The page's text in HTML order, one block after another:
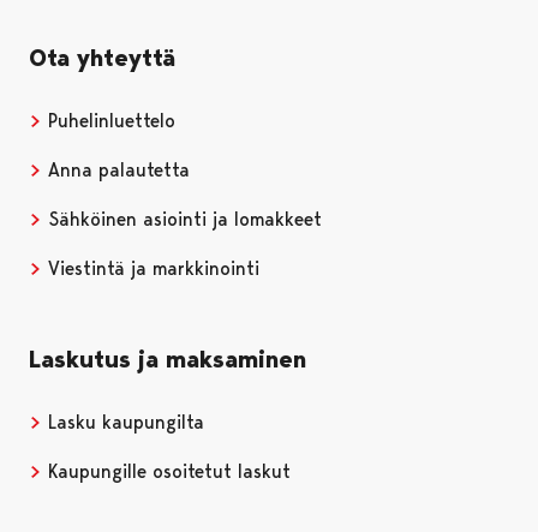
Ota yhteyttä
Puhelinluettelo
Anna palautetta
Sähköinen asiointi ja lomakkeet
Viestintä ja markkinointi
Laskutus ja maksaminen
Lasku kaupungilta
Kaupungille osoitetut laskut